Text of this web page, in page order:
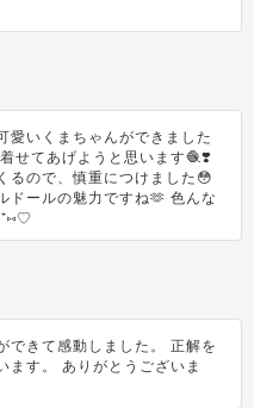
愛いくまちゃんができました
せてあげようと思います🧶❣️
るので、慎重につけました😳
ドールの魅力ですね🫶 色んな
できて感動しました。 正解を
ます。 ありがとうございま